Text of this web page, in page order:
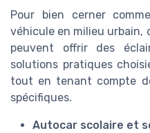
Pour bien cerner
véhicule en milieu urbain,
peuvent offrir des
solutions pratiques
tout en tenant compte
spécifiques.
Autocar scolaire et